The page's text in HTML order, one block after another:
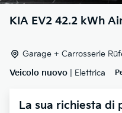
KIA EV2 42.2 kWh
Garage + Carrosserie
Veicolo nuovo | Elettrica
La sua richiesta di